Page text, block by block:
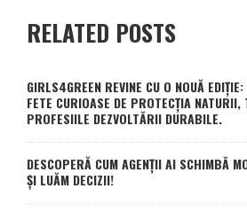
RELATED POSTS
GIRLS4GREEN REVINE CU O NOUĂ
FETE CURIOASE DE PROTECȚIA
PROFESIILE DEZVOLTĂRII DURABILE.
DESCOPERĂ CUM AGENȚII AI SCHIMBĂ
ȘI LUĂM DECIZII!